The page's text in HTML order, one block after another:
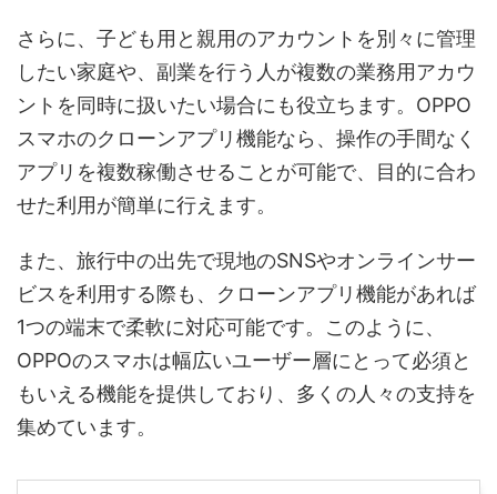
さらに、子ども用と親用のアカウントを別々に管理
したい家庭や、副業を行う人が複数の業務用アカウ
ントを同時に扱いたい場合にも役立ちます。OPPO
スマホのクローンアプリ機能なら、操作の手間なく
アプリを複数稼働させることが可能で、目的に合わ
せた利用が簡単に行えます。
また、旅行中の出先で現地のSNSやオンラインサー
ビスを利用する際も、クローンアプリ機能があれば
1つの端末で柔軟に対応可能です。このように、
OPPOのスマホは幅広いユーザー層にとって必須と
もいえる機能を提供しており、多くの人々の支持を
集めています。